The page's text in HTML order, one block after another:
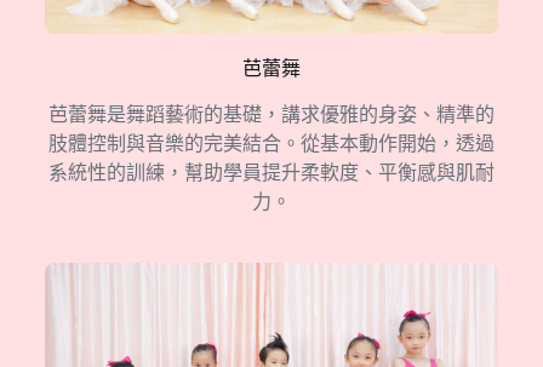
芭蕾舞
芭蕾舞是舞蹈藝術的基礎，講求優雅的身姿、精準的
肢體控制與音樂的完美結合。從基本動作開始，透過
系統性的訓練，幫助學員提升柔軟度、平衡感與肌耐
力。